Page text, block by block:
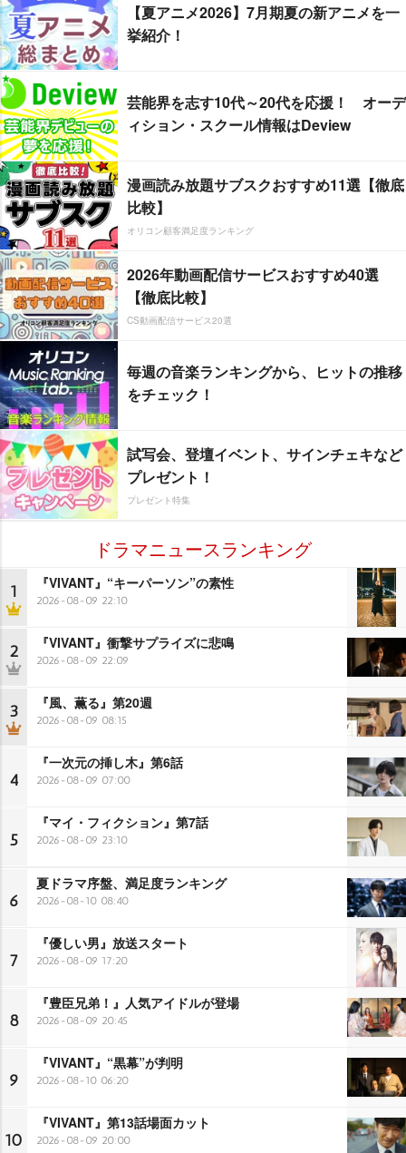
【夏アニメ2026】7月期夏の新アニメを一
挙紹介！
芸能界を志す10代～20代を応援！ オーデ
ィション・スクール情報はDeview
漫画読み放題サブスクおすすめ11選【徹底
比較】
オリコン顧客満足度ランキング
2026年動画配信サービスおすすめ40選
【徹底比較】
CS動画配信サービス20選
毎週の音楽ランキングから、ヒットの推移
をチェック！
試写会、登壇イベント、サインチェキなど
プレゼント！
プレゼント特集
ドラマニュースランキング
1 『VIVANT』“キーパーソン”の素性
2026-08-09 22:10
2 『VIVANT』衝撃サプライズに悲鳴
2026-08-09 22:09
3 『風、薫る』第20週
2026-08-09 08:15
4
『一次元の挿し木』第6話
2026-08-09 07:00
5
『マイ・フィクション』第7話
2026-08-09 23:10
6
夏ドラマ序盤、満足度ランキング
2026-08-10 08:40
7
『優しい男』放送スタート
2026-08-09 17:20
8
『豊臣兄弟！』人気アイドルが登場
2026-08-09 20:45
9
『VIVANT』“黒幕”が判明
2026-08-10 06:20
10
『VIVANT』第13話場面カット
2026-08-09 20:00